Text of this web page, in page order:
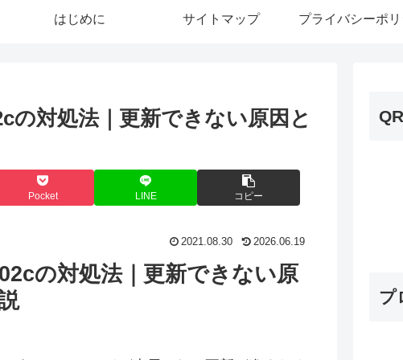
はじめに サイトマップ プライバシーポ
対処法｜更新できない原因と
Pocket LINE コピー
2021.08.30 2026.06.19
の対処法｜更新できない原
プ